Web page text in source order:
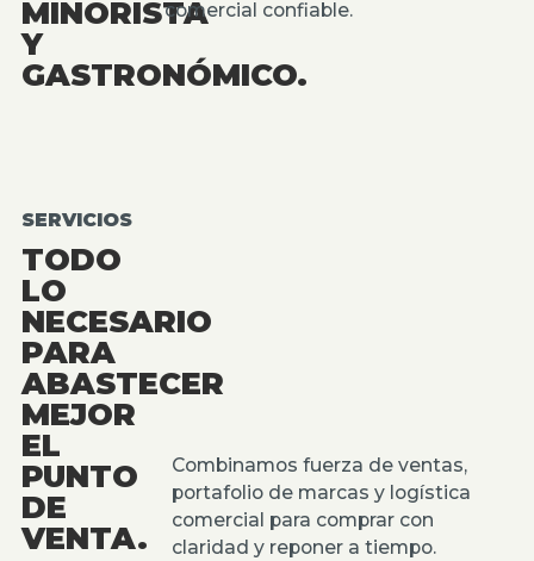
MINORISTA
Y
GASTRONÓMICO.
comercial confiable.
SERVICIOS
TODO
LO
NECESARIO
PARA
ABASTECER
MEJOR
EL
PUNTO
DE
VENTA.
Combinamos fuerza de ventas,
portafolio de marcas y logística
comercial para comprar con
claridad y reponer a tiempo.